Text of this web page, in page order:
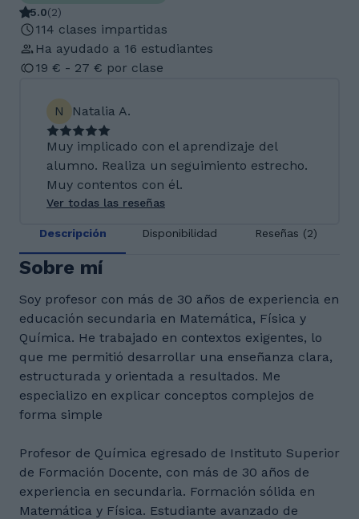
5.0(2)
114 clases impartidas
Ha ayudado a 16 estudiantes
19 € - 27 € por clase
N Natalia A.
Muy implicado con el aprendizaje del
alumno. Realiza un seguimiento estrecho.
Muy contentos con él.
Ver todas las reseñas
Descripción Disponibilidad Reseñas (2)
Sobre mí
Soy profesor con más de 30 años de experiencia en
educación secundaria en Matemática, Física y
Química. He trabajado en contextos exigentes, lo
que me permitió desarrollar una enseñanza clara,
estructurada y orientada a resultados. Me
especializo en explicar conceptos complejos de
forma simple
Profesor de Química egresado de Instituto Superior
de Formación Docente, con más de 30 años de
experiencia en secundaria. Formación sólida en
Matemática y Física. Estudiante avanzado de